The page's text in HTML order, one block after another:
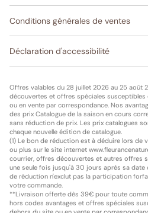
Conditions générales de ventes
Déclaration d'accessibilité
Offres valables du 28 juillet 2026 au 25 août
découvertes et offres spéciales
ou en vente par correspondance. Nos
des prix Catalogue de la saison en cours
sans réduction de prix. Les prix catalogues
chaque nouvelle édition de catalogue.
(1) Le bon de réduction est à déduire lors
ou plus sur le site internet
courrier, offres découvertes et autres offres
une seule fois jusqu'à 30 jours après sa
de réduction n'exclut pas la participation
votre commande.
**Livraison offerte dès 39€ pour toute
hors codes avantages et offres spéciales